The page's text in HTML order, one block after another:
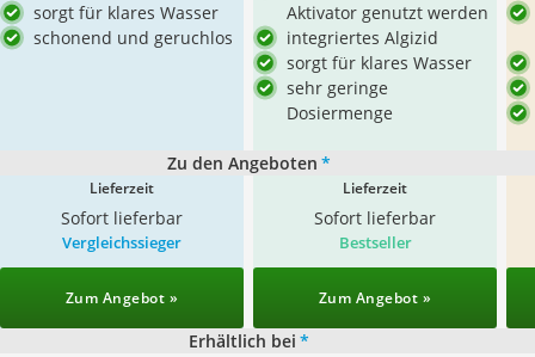
sorgt für klares Wasser
schonend und geruchlos
Aktivator genutzt werden
integriertes Algizid
sorgt für klares Wasser
sehr geringe
Dosiermenge
Zu den Angeboten *
Lieferzeit
Sofort lieferbar
Lieferzeit
Sofort lieferbar
Vergleichssieger
Zum Angebot »
Bestseller
Zum Angebot »
Erhältlich bei *